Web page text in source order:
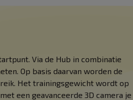
Via de Hub in combinatie
Op basis daarvan worden de
Het trainingsgewicht wordt op
een geavanceerde 3D camera je